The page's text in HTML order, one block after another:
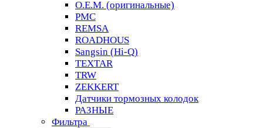
O.E.M. (оригинальные)
PMC
REMSA
ROADHOUS
Sangsin (Hi-Q)
TEXTAR
TRW
ZEKKERT
Датчики тормозных колодок
РАЗНЫЕ
Фильтра